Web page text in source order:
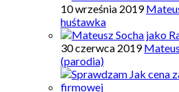
10 września 2019
huśtawka
30 czerwca 2019
(parodia)